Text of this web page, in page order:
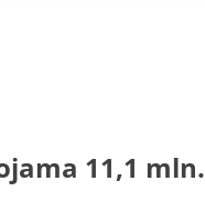
11,1